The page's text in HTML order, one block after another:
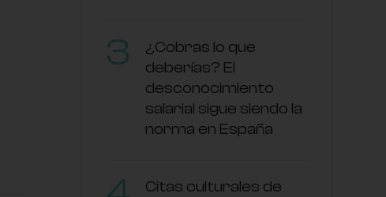
¿Cobras lo que
deberías? El
desconocimiento
salarial sigue siendo la
norma en España
Citas culturales de